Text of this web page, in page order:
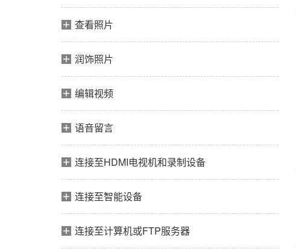
查看照片
润饰照片
编辑视频
语音留言
连接至HDMI电视机和录制设备
连接至智能设备
连接至计算机或FTP服务器